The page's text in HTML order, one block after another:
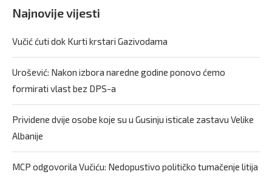
Najnovije vijesti
Vučić ćuti dok Kurti krstari Gazivodama
Urošević: Nakon izbora naredne godine ponovo ćemo
formirati vlast bez DPS-a
Prividene dvije osobe koje su u Gusinju isticale zastavu Velike
Albanije
MCP odgovorila Vučiću: Nedopustivo političko tumačenje litija